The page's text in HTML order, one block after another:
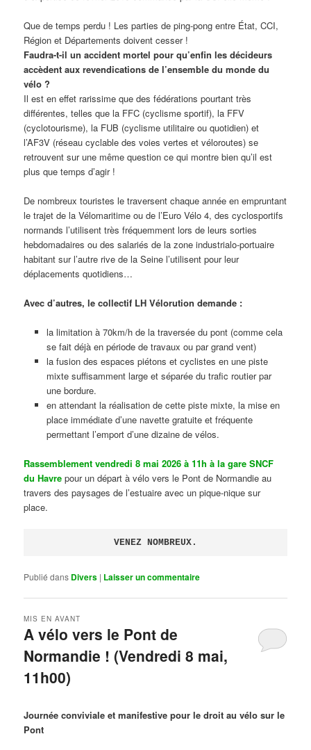
Que de temps perdu ! Les parties de ping-pong entre État, CCI,
Région et Départements doivent cesser !
Faudra-t-il un accident mortel pour qu’enfin les décideurs
accèdent aux revendications de l’ensemble du monde du
vélo ?
Il est en effet rarissime que des fédérations pourtant très
différentes, telles que la FFC (cyclisme sportif), la FFV
(cyclotourisme), la FUB (cyclisme utilitaire ou quotidien) et
l’AF3V (réseau cyclable des voies vertes et véloroutes) se
retrouvent sur une même question ce qui montre bien qu’il est
plus que temps d’agir !
De nombreux touristes le traversent chaque année en empruntant
le trajet de la Vélomaritime ou de l’Euro Vélo 4, des cyclosportifs
normands l’utilisent très fréquemment lors de leurs sorties
hebdomadaires ou des salariés de la zone industrialo-portuaire
habitant sur l’autre rive de la Seine l’utilisent pour leur
déplacements quotidiens…
Avec d’autres, le collectif LH Vélorution demande :
la limitation à 70km/h de la traversée du pont (comme cela
se fait déjà en période de travaux ou par grand vent)
la fusion des espaces piétons et cyclistes en une piste
mixte suffisamment large et séparée du trafic routier par
une bordure.
en attendant la réalisation de cette piste mixte, la mise en
place immédiate d’une navette gratuite et fréquente
permettant l’emport d’une dizaine de vélos.
Rassemblement vendredi 8 mai 2026 à 11h à la gare SNCF
du Havre pour un départ à vélo vers le Pont de Normandie au
travers des paysages de l’estuaire avec un pique-nique sur
place.
VENEZ NOMBREUX.
Publié dans Divers | Laisser un commentaire
A vélo vers le Pont de
Normandie ! (Vendredi 8 mai,
11h00)
MIS EN AVANT
Journée conviviale et manifestive pour le droit au vélo sur le
Pont